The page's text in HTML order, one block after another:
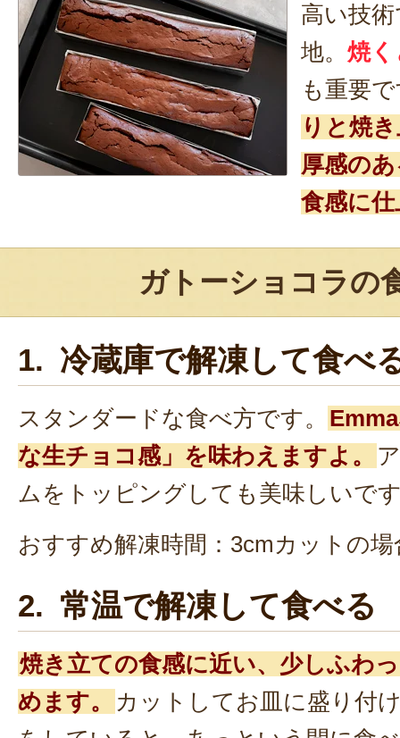
高い技
地。 焼く
も重要
りと焼
厚感の
食感に
ガトーショコラの
1. 冷蔵庫で解凍して食べ
スタンダードな食べ方です。
な生チョコ感」を味わえますよ。
ムをトッピングしても美味しいで
おすすめ解凍時間：3cmカットの場
2. 常温で解凍して食べる
焼き立ての食感に近い、少しふわ
めます。
カットしてお皿に盛り付